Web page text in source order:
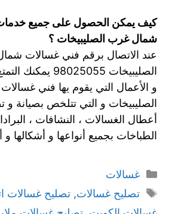
كيف يمكن الحصول على جميع
شمال غرب الصليبيخات ؟
عند الاتصال برقم فني غسالات
الصليبيخات
و الأعمال التي يقوم يها فني
الصليبيخات و التي تتلخص بصيانة و
أعطال الغسالات ، النشافات ،
الطباخات بجميع أنواعها و أشكالها و
غسالات
تصليح غسالات, تصليح غسالات